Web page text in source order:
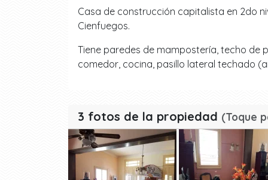
Casa de construcción capitalista en 2do
Cienfuegos.
Tiene paredes de mampostería, techo de
comedor, cocina, pasillo lateral techado
3 fotos de la propiedad (Toque